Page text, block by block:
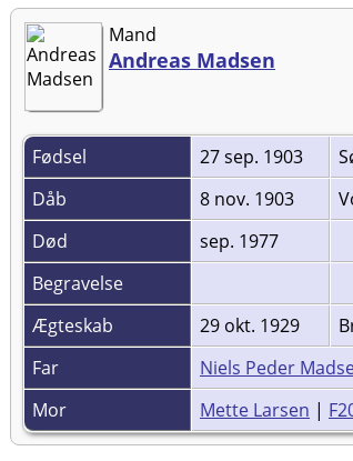
Mand
Andreas Madsen
Fødsel 27 sep. 1903
Dåb
8 nov. 1903
Død
sep. 1977
Begravelse
Ægteskab
29 okt. 1929
Far
Niels Peder
Mor
Mette Larsen |